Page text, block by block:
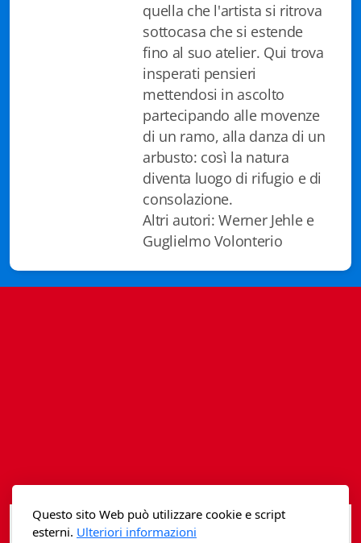
quella che l'artista si ritrova
sottocasa che si estende
fino al suo atelier. Qui trova
insperati pensieri
mettendosi in ascolto
partecipando alle movenze
di un ramo, alla danza di un
arbusto: così la natura
diventa luogo di rifugio e di
consolazione.
Altri autori: Werner Jehle e
Guglielmo Volonterio
Questo sito Web può utilizzare cookie e script
esterni. Ulteriori informazioni
EJO- European Journalism Observatory
iQuaderni - fondazioneculturalecollinadoro
Istituzioni - Società - Cittadini
Libella
Fidia edizioni d'arte